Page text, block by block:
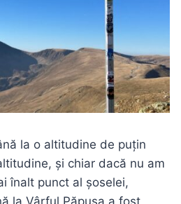
la o altitudine de puțin
și chiar dacă nu am
înalt punct al șoselei,